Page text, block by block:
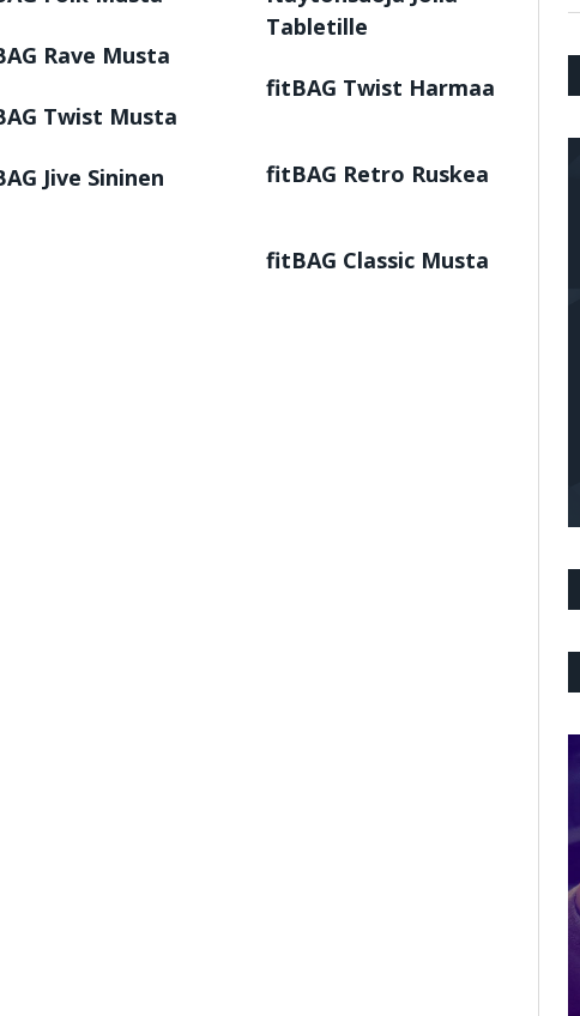
Rave Musta
Twist Musta
Jive Sininen
Tabletille
fitBAG Twist Harmaa
fitBAG Retro Ruskea
fitBAG Classic Musta